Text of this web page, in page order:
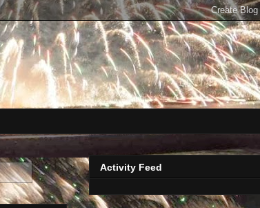
Activity Feed